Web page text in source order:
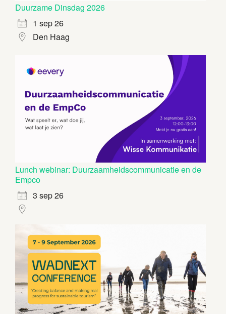
Duurzame Dinsdag 2026
1 sep 26
Den Haag
Lunch webinar: Duurzaamheidscommunicatie en de
Empco
3 sep 26